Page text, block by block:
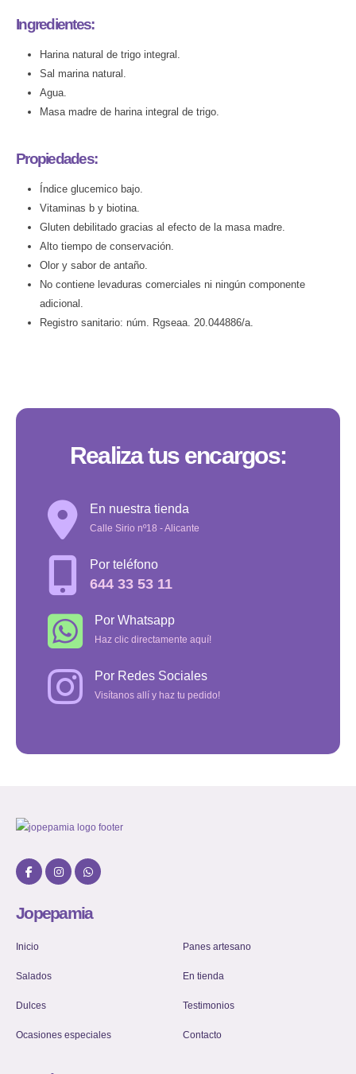
Ingredientes:
Harina natural de trigo integral.
Sal marina natural.
Agua.
Masa madre de harina integral de trigo.
Propiedades:
Índice glucemico bajo.
Vitaminas b y biotina.
Gluten debilitado gracias al efecto de la masa madre.
Alto tiempo de conservación.
Olor y sabor de antaño.
No contiene levaduras comerciales ni ningún componente
adicional.
Registro sanitario: núm. Rgseaa. 20.044886/a.
Realiza tus encargos:
En nuestra tienda
Calle Sirio nº18 - Alicante
Por teléfono
644 33 53 11
Por Whatsapp
Haz clic directamente aquí!
Por Redes Sociales
Visítanos allí y haz tu pedido!
Jopepamia
Inicio
Salados
Dulces
Ocasiones especiales
Panes artesano
En tienda
Testimonios
Contacto